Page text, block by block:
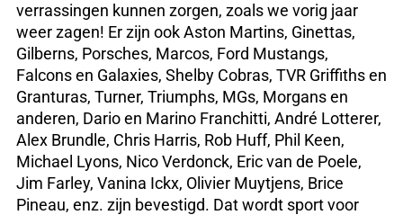
verrassingen kunnen zorgen, zoals we vorig jaar
weer zagen! Er zijn ook Aston Martins, Ginettas,
Gilberns, Porsches, Marcos, Ford Mustangs,
Falcons en Galaxies, Shelby Cobras, TVR Griffiths en
Granturas, Turner, Triumphs, MGs, Morgans en
anderen, Dario en Marino Franchitti, André Lotterer,
Alex Brundle, Chris Harris, Rob Huff, Phil Keen,
Michael Lyons, Nico Verdonck, Eric van de Poele,
Jim Farley, Vanina Ickx, Olivier Muytjens, Brice
Pineau, enz. zijn bevestigd. Dat wordt sport voor